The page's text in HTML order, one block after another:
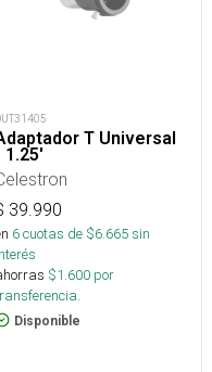
T Universal
1.25'
39.990
6cuotas de $6.665sin
$1.600 por
Disponible